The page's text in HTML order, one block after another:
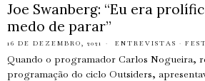
Joe Swanberg: “Eu era
medo de parar”
16 DE DEZEMBRO, 2021 ENTREVISTAS ·
Quando o programador Carlos Nogueira,
programação do ciclo Outsiders,